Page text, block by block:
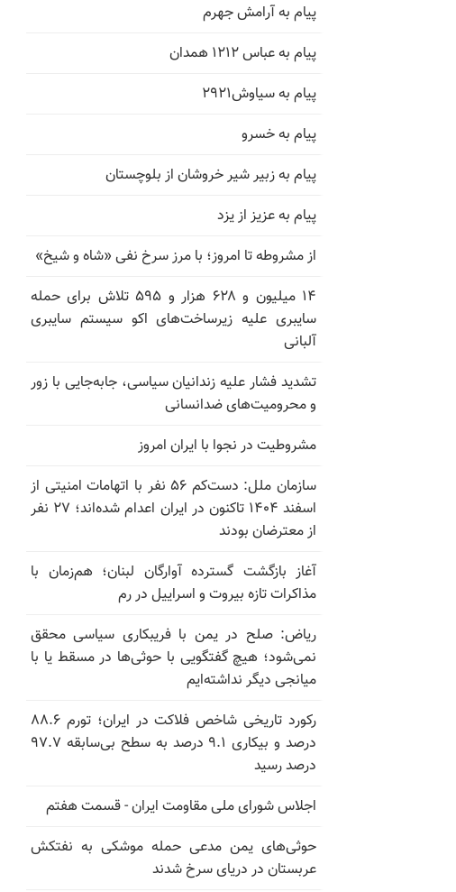
پیام به آرامش جهرم
پیام به عباس ۱۲۱۲ همدان
پیام به سیاوش۲۹۲۱
پیام به خسرو
پیام به زبیر شیر خروشان از بلوچستان
پیام به عزیز از یزد
از مشروطه تا امروز؛ با مرز سرخ نفی «شاه و شیخ»
۱۴ میلیون و ۶۲۸ هزار و ۵۹۵ تلاش برای حمله
سایبری علیه زیرساخت‌های اکو سیستم سایبری
آلبانی
تشدید فشار علیه زندانیان سیاسی، جابه‌جایی با زور
و محرومیت‌های ضدانسانی
مشروطیت در نجوا با ایران امروز
سازمان ملل: دست‌کم ۵۶ نفر با اتهامات امنیتی از
اسفند ۱۴۰۴ تاکنون در ایران اعدام شده‌اند؛ ۲۷ نفر
از معترضان بودند
آغاز بازگشت گسترده آوارگان لبنان؛ هم‌زمان با
مذاکرات تازه بیروت و اسراییل در رم
ریاض: صلح در یمن با فریبکاری سیاسی محقق
نمی‌شود؛ هیچ گفتگویی با حوثی‌ها در مسقط یا با
میانجی دیگر نداشته‌ایم
رکورد تاریخی شاخص فلاکت در ایران؛ تورم ۸۸.۶
درصد و بیکاری ۹.۱ درصد به سطح بی‌سابقه ۹۷.۷
درصد رسید
اجلاس شورای ملی مقاومت ایران - قسمت هفتم
حوثی‌های یمن مدعی حمله موشکی به نفتکش
عربستان در دریای سرخ شدند